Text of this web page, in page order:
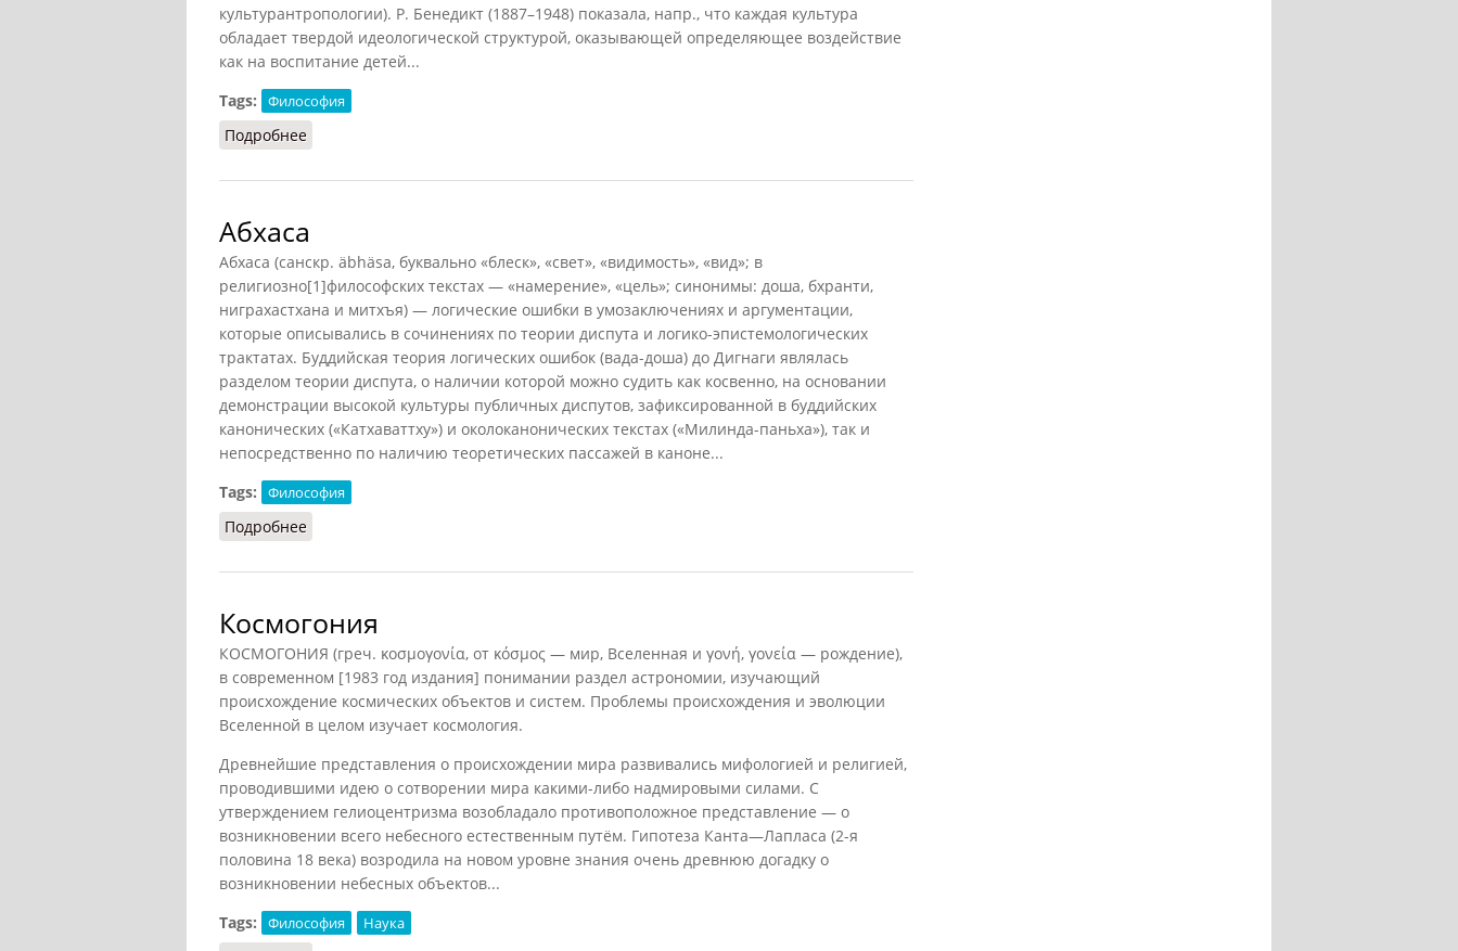
культурантропологии). Р. Бенедикт (1887–1948) показала, напр., что каждая культура
обладает твердой идеологической структурой, оказывающей определяющее воздействие
как на воспитание детей...
Tags:
Философия
Подробнее
Абхаса
Абхаса (санскр. äbhäsa, буквально «блеск», «свет», «видимость», «вид»; в
религиозно[1]философских текстах — «намерение», «цель»; синонимы: доша, бхранти,
ниграхастхана и митхъя) — логические ошибки в умозаключениях и аргументации,
которые описывались в сочинениях по теории диспута и логико-эпистемологических
трактатах. Буддийская теория логических ошибок (вада-доша) до Дигнаги являлась
разделом теории диспута, о наличии которой можно судить как косвенно, на основании
демонстрации высокой культуры публичных диспутов, зафиксированной в буддийских
канонических («Катхаваттху») и околоканонических текстах («Милинда-паньха»), так и
непосредственно по наличию теоретических пассажей в каноне...
Tags:
Философия
Подробнее
Космогония
КОСМОГОНИЯ (греч. κοσμογονία, от κόσμος — мир, Вселенная и γονή, γονεία — рождение),
в современном [1983 год издания] понимании раздел астрономии, изучающий
происхождение космических объектов и систем. Проблемы происхождения и эволюции
Вселенной в целом изучает космология.
Древнейшие представления о происхождении мира развивались мифологией и религией,
проводившими идею о сотворении мира какими-либо надмировыми силами. С
утверждением гелиоцентризма возобладало противоположное представление — о
возникновении всего небесного естественным путём. Гипотеза Канта—Лапласа (2-я
половина 18 века) возродила на новом уровне знания очень древнюю догадку о
возникновении небесных объектов...
Tags:
Философия Наука